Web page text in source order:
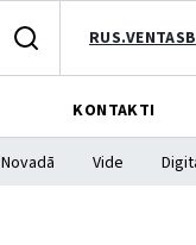
KONTAKTI
Novadā Vide